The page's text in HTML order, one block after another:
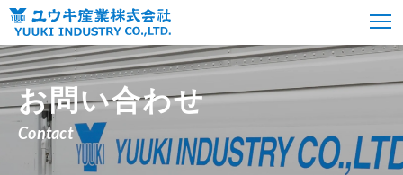
お問い合わせ
Contact